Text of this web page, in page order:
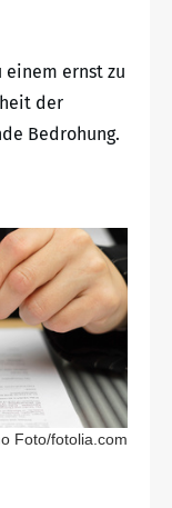
ernst zu
der
Bedrohung.
Foto/fotolia.com